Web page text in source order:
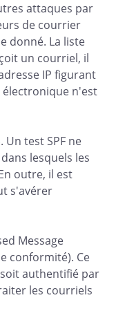
attaques par
de courrier
donné. La liste
un courriel, il
IP figurant
n'est
test SPF ne
lesquels les
outre, il est
s'avérer
Message
conformité). Ce
authentifié par
les courriels